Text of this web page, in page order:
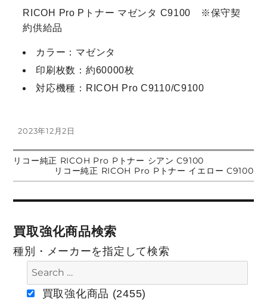
RICOH Pro Pトナー マゼンタ C9100 ※保守契
約供給品
カラー：マゼンタ
印刷枚数：約60000枚
対応機種：RICOH Pro C9110/C9100
投
日:
2023年12月2日
投
ビ
ー
前
投
リコー純正 RICOH Pro Pトナー シアン C9100
の
稿:
リコー純正 RICOH Pro Pトナー イエロー C9100
買取強化商品検索
種別・メーカーを指定して検索
買取強化商品 (2455)